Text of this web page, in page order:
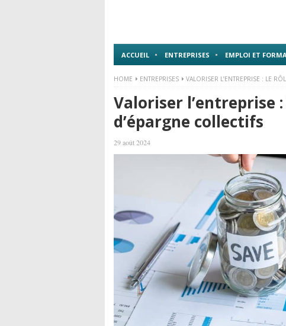
ACCUEIL ENTREPRISES EMPLOI ET
HOME ENTREPRISES VALORISER L’ENTREPRISE : LE
Valoriser l’entreprise
d’épargne collectifs
29 août 2024